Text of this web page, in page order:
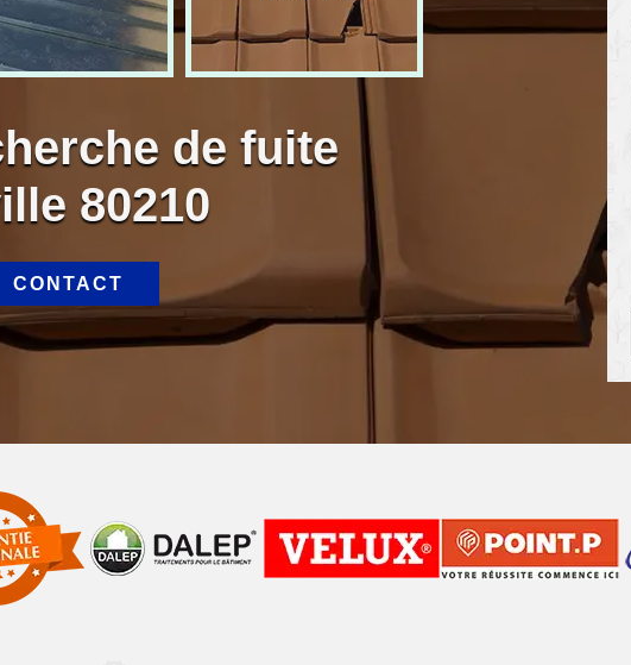
de fuite
80210
CONTACT